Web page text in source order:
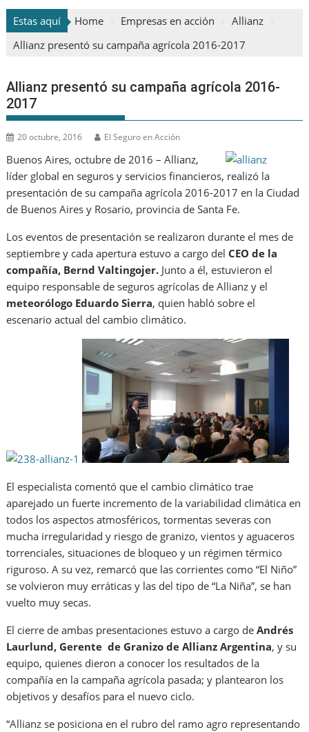
Estas aquí Home Empresas en acción
Allianz
Allianz presentó su campaña agrícola 2016-2017
Allianz presentó su campaña agrícola 2016-
2017
20 octubre, 2016 El Seguro en Acción
Buenos Aires, octubre de 2016 – Allianz,
líder global en seguros y servicios financieros, realizó la
presentación de su campaña agrícola 2016-2017 en la Ciudad
de Buenos Aires y Rosario, provincia de Santa Fe.
Los eventos de presentación se realizaron durante el mes de
septiembre y cada apertura estuvo a cargo del CEO de la
compañía, Bernd Valtingojer. Junto a él, estuvieron el
equipo responsable de seguros agrícolas de Allianz y el
meteorólogo Eduardo Sierra, quien habló sobre el
escenario actual del cambio climático.
El especialista comentó que el cambio climático trae
aparejado un fuerte incremento de la variabilidad climática en
todos los aspectos atmosféricos, tormentas severas con
mucha irregularidad y riesgo de granizo, vientos y aguaceros
torrenciales, situaciones de bloqueo y un régimen térmico
riguroso. A su vez, remarcó que las corrientes como “El Niño”
se volvieron muy erráticas y las del tipo de “La Niña”, se han
vuelto muy secas.
El cierre de ambas presentaciones estuvo a cargo deAndrés
Laurlund, Gerente de Granizo de Allianz Argentina, y su
equipo, quienes dieron a conocer los resultados de la
compañía en la campaña agrícola pasada; y plantearon los
objetivos y desafíos para el nuevo ciclo.
“Allianz se posiciona en el rubro del ramo agro representando